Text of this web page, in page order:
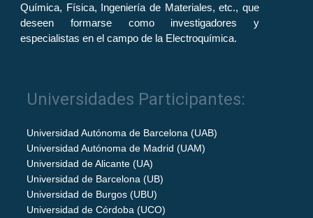
Química, Física, Ingeniería de Materiales, etc., que
deseen formarse como investigadores y
especialistas en el campo de la Electroquímica.
Universidades Participantes:
Universidad Autónoma de Barcelona (UAB)
Universidad Autónoma de Madrid (UAM)
Universidad de Alicante (UA)
Universidad de Barcelona (UB)
Universidad de Burgos (UBU)
Universidad de Córdoba (UCO)